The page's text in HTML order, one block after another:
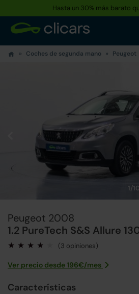
Hasta un 30% más barato
Coches de segunda mano Peugeot
1/10
Peugeot 2008
1.2 PureTech S&S Allure
(3 opiniones)
Ver precio desde196€/mes
Características